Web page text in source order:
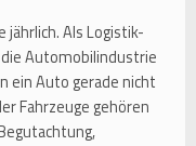
jährlich. Als Logistik-
Automobilindustrie
ein Auto gerade nicht
Fahrzeuge gehören